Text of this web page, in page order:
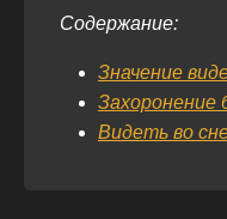
Содержание:
Значение
Захоронение
Видеть во